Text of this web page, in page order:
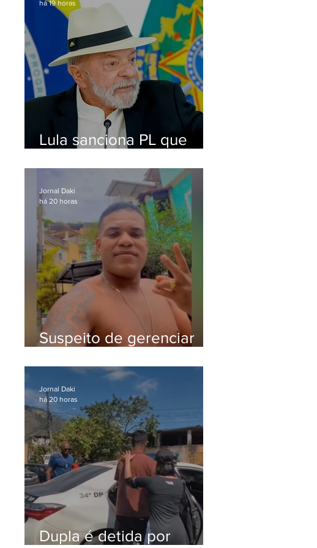
Lula sanciona PL que
digitais contra crianças
há 19 horas
Suspeito de gerenciar
após meses foragido
Jornal Daki
há 20 horas
Dupla é detida por
Jornal Daki
há 20 horas